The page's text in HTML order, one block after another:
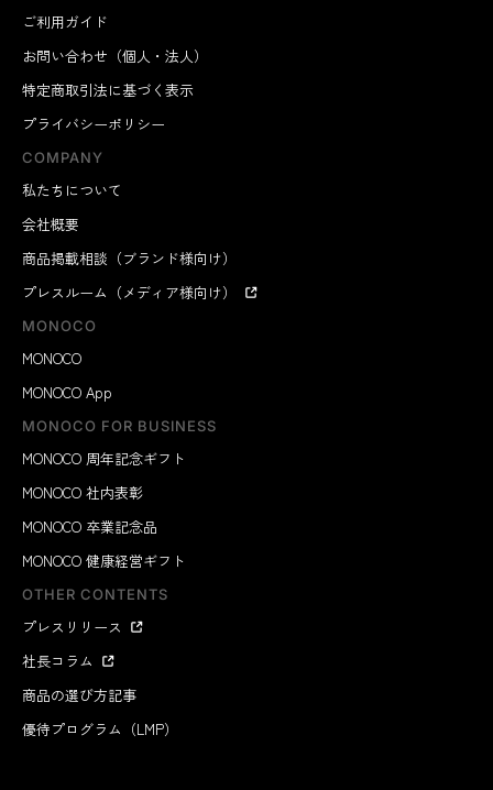
ご利用ガイド
お問い合わせ（個人・法人）
特定商取引法に基づく表示
プライバシーポリシー
COMPANY
私たちについて
会社概要
商品掲載相談（ブランド様向け）
プレスルーム（メディア様向け）
MONOCO
MONOCO
MONOCO App
MONOCO FOR BUSINESS
MONOCO 周年記念ギフト
MONOCO 社内表彰
MONOCO 卒業記念品
MONOCO 健康経営ギフト
OTHER CONTENTS
プレスリリース
社長コラム
商品の選び方記事
優待プログラム（LMP）